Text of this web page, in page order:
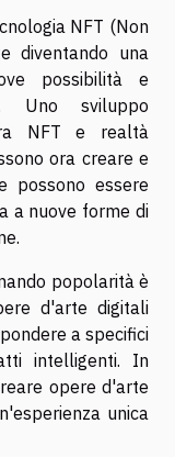
NFT (Non
diventando una
possibilità e
Uno sviluppo
NFT e realtà
ora creare e
possono essere
a nuove forme di
popolarità è
d'arte digitali
a specifici
intelligenti. In
opere d'arte
unica